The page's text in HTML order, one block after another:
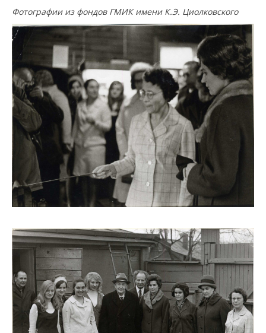
Фотографии из фондов ГМИК имени К.Э. Циолковского